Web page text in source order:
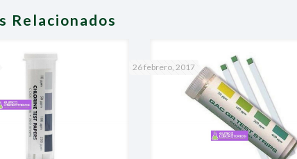
Relacionados
26 febrero, 2017